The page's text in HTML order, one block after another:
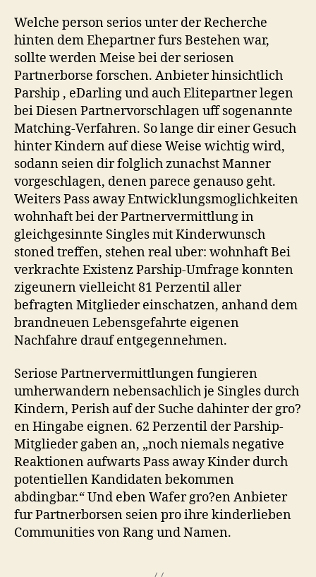
Welche person serios unter der Recherche
hinten dem Ehepartner furs Bestehen war,
sollte werden Meise bei der seriosen
Partnerborse forschen. Anbieter hinsichtlich
Parship , eDarling und auch Elitepartner legen
bei Diesen Partnervorschlagen uff sogenannte
Matching-Verfahren. So lange dir einer Gesuch
hinter Kindern auf diese Weise wichtig wird,
sodann seien dir folglich zunachst Manner
vorgeschlagen, denen parece genauso geht.
Weiters Pass away Entwicklungsmoglichkeiten
wohnhaft bei der Partnervermittlung in
gleichgesinnte Singles mit Kinderwunsch
stoned treffen, stehen real uber: wohnhaft Bei
verkrachte Existenz Parship-Umfrage konnten
zigeunern vielleicht 81 Perzentil aller
befragten Mitglieder einschatzen, anhand dem
brandneuen Lebensgefahrte eigenen
Nachfahre drauf entgegennehmen.
Seriose Partnervermittlungen fungieren
umherwandern nebensachlich je Singles durch
Kindern, Perish auf der Suche dahinter der gro?
en Hingabe eignen. 62 Perzentil der Parship-
Mitglieder gaben an, „noch niemals negative
Reaktionen aufwarts Pass away Kinder durch
potentiellen Kandidaten bekommen
abdingbar.“ Und eben Wafer gro?en Anbieter
fur Partnerborsen seien pro ihre kinderlieben
Communities von Rang und Namen.